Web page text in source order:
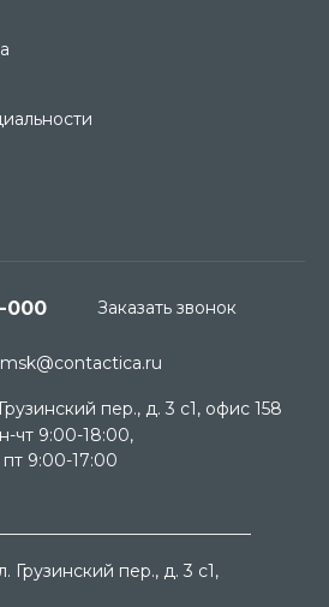
msk@contactica.ru
000
пер., д. 3 c1, офис 158
чт 9:00-18:00,
пт 9:00-17:00
Заказать звонок
Грузинский пер., д. 3 c1,